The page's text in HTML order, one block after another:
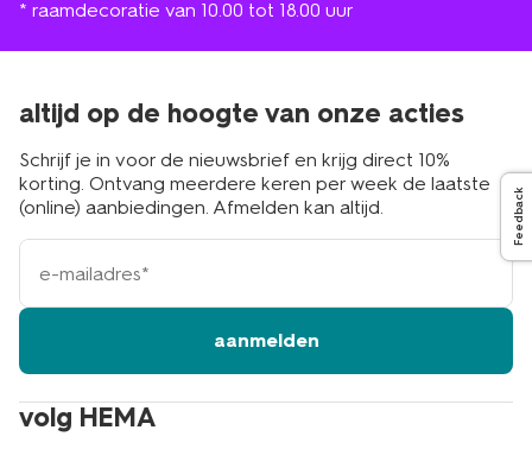
* raamdecoratie van 10.00 tot 18.00 uur
volg HEMA
altijd op de hoogte van onze acties
Schrijf je in voor de nieuwsbrief en krijg direct 10%
korting. Ontvang meerdere keren per week de laatste
(online) aanbiedingen. Afmelden kan altijd.
e-
mailadres
aanmelden
Feedback